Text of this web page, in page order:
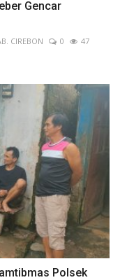
Gencar
CIREBON 0
47
Polsek